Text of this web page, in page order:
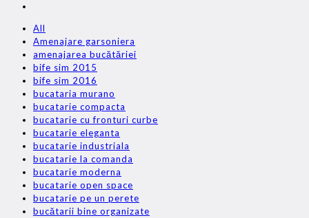
All
Amenajare garsoniera
amenajarea bucătăriei
bife sim 2015
bife sim 2016
bucataria murano
bucatarie compacta
bucatarie cu fronturi curbe
bucatarie eleganta
bucatarie industriala
bucatarie la comanda
bucatarie moderna
bucatarie open space
bucatarie pe un perete
bucătarii bine organizate